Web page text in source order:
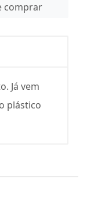
comprar
Já vem
plástico